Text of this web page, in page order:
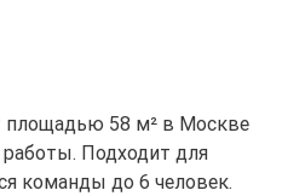
площадью 58 м² в Москве
Подходит для
команды до 6 человек.